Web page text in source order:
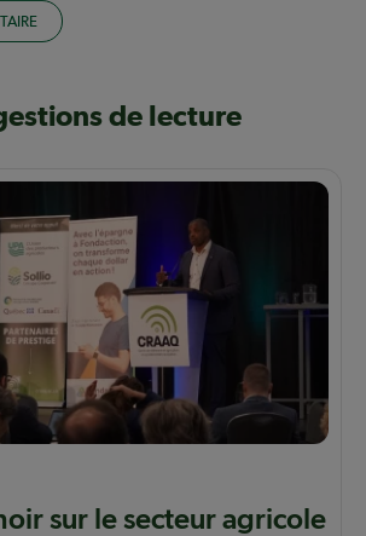
de lecture
sur le secteur agricole